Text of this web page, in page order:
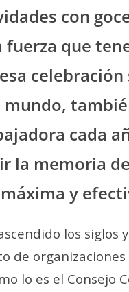
con
que
mundo,
cada
la memoria
y
los siglos
de
lo es el Consejo